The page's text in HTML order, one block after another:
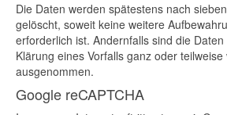
Die Daten werden spätestens nach
gelöscht, soweit keine weitere
erforderlich ist. Andernfalls sind die
Klärung eines Vorfalls ganz oder
ausgenommen.
Google reCAPTCHA